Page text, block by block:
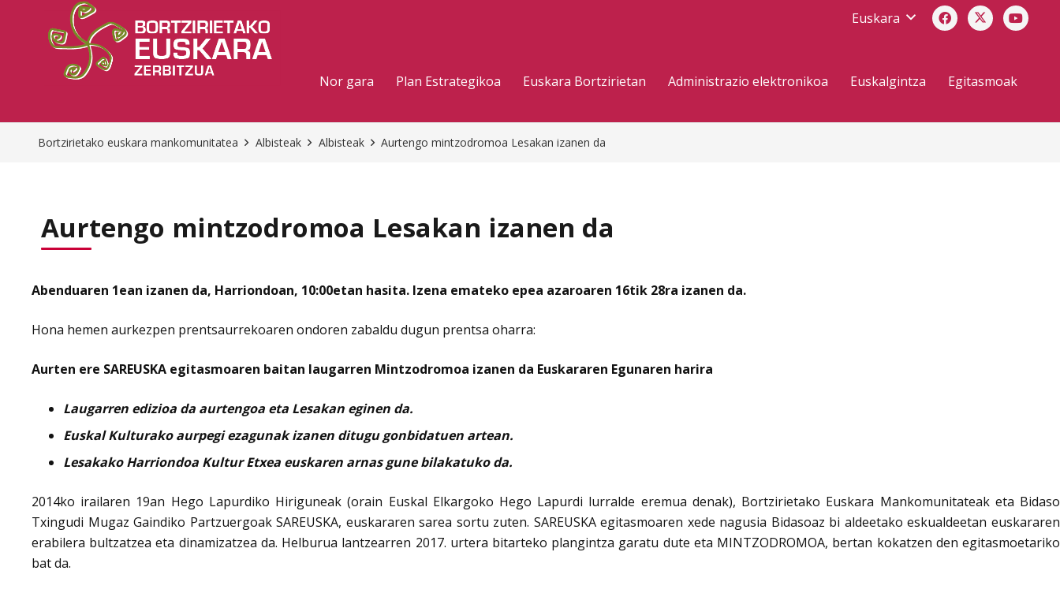
Euskara
Nor gara Plan Estrategikoa Euskara Bortzirietan Administrazio elektronikoa Euskalgintza Egitasmoak
Bortzirietako euskara mankomunitatea Albisteak Albisteak Aurtengo mintzodromoa Lesakan izanen da
Aurtengo mintzodromoa Lesakan izanen da
Abenduaren 1ean izanen da, Harriondoan, 10:00etan hasita. Izena emateko epea azaroaren 16tik 28ra izanen da.
Hona hemen aurkezpen prentsaurrekoaren ondoren zabaldu dugun prentsa oharra:
Aurten ere SAREUSKA egitasmoaren baitan laugarren Mintzodromoa izanen da Euskararen Egunaren harira
Laugarren edizioa da aurtengoa eta Lesakan eginen da.
Euskal Kulturako aurpegi ezagunak izanen ditugu gonbidatuen artean.
Lesakako Harriondoa Kultur Etxea euskaren arnas gune bilakatuko da.
2014ko irailaren 19an Hego Lapurdiko Hiriguneak (orain Euskal Elkargoko Hego Lapurdi lurralde eremua denak), Bortzirietako Euskara Mankomunitateak eta Bidaso
Txingudi Mugaz Gaindiko Partzuergoak SAREUSKA, euskararen sarea sortu zuten. SAREUSKA egitasmoaren xede nagusia Bidasoaz bi aldeetako eskualdeetan euskararen
erabilera bultzatzea eta dinamizatzea da. Helburua lantzearren 2017. urtera bitarteko plangintza garatu dute eta MINTZODROMOA, bertan kokatzen den egitasmoetariko
bat da.